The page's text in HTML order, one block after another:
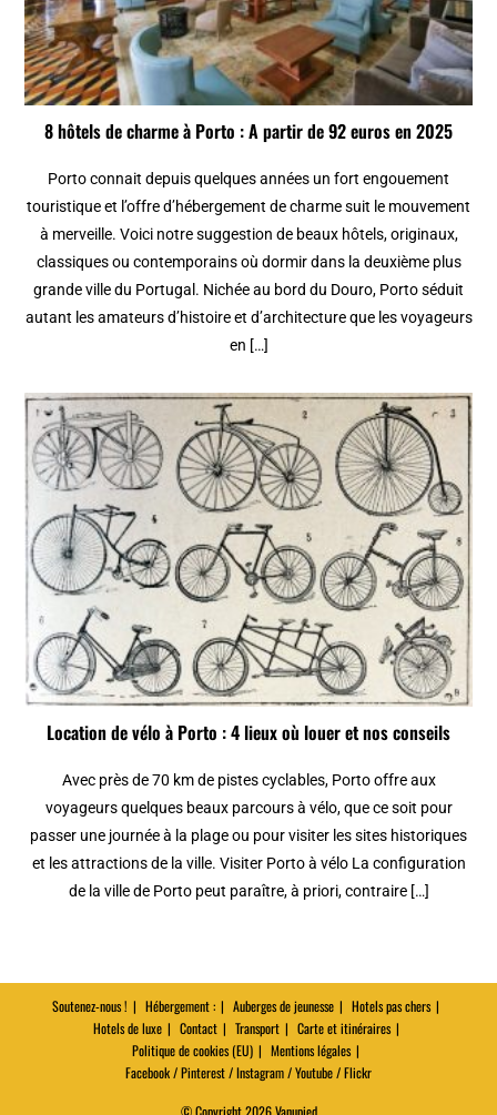
8 hôtels de charme à Porto : A partir de 92 euros en 2025
Porto connait depuis quelques années un fort engouement
touristique et l’offre d’hébergement de charme suit le mouvement
à merveille. Voici notre suggestion de beaux hôtels, originaux,
classiques ou contemporains où dormir dans la deuxième plus
grande ville du Portugal. Nichée au bord du Douro, Porto séduit
autant les amateurs d’histoire et d’architecture que les voyageurs
en […]
Location de vélo à Porto : 4 lieux où louer et nos conseils
Avec près de 70 km de pistes cyclables, Porto offre aux
voyageurs quelques beaux parcours à vélo, que ce soit pour
passer une journée à la plage ou pour visiter les sites historiques
et les attractions de la ville. Visiter Porto à vélo La configuration
de la ville de Porto peut paraître, à priori, contraire […]
Soutenez-nous ! Hébergement : Auberges de jeunesse
Hotels pas chers
Hotels de luxe
Contact Transport
Carte et itinéraires
Politique de cookies (EU)
Mentions légales
Facebook / Pinterest / Instagram / Youtube / Flickr